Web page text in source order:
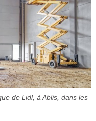
de Lidl, à Ablis, dans les